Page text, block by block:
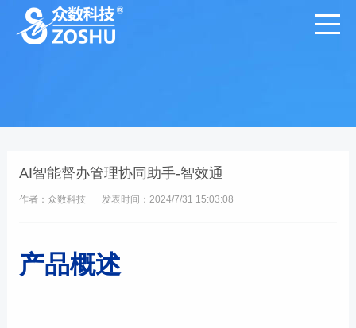
AI智能督办管理协同助手-智效通
作者：众数科技 发表时间：2024/7/31 15:03:08
产品概述